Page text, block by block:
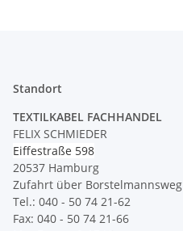
Standort
TEXTILKABEL FACHHANDEL
FELIX SCHMIEDER
Eiffestraße 598
20537 Hamburg
Zufahrt über Borstelmannsweg
Tel.: 040 - 50 74 21-62
Fax: 040 - 50 74 21-66